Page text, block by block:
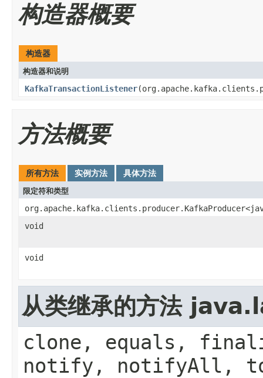
构造器概要
构造器
构造器和说明
KafkaTransactionListener
方法概要
所有方法 实例方法 具体方法
限定符和类型
void
void
从类继承的方法
clone, equals,
notify, notifyAll,